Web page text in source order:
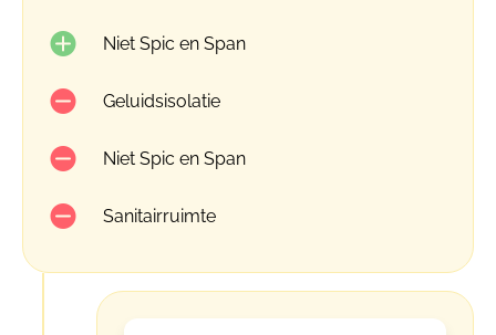
Niet Spic en Span
Geluidsisolatie
Niet Spic en Span
Sanitairruimte